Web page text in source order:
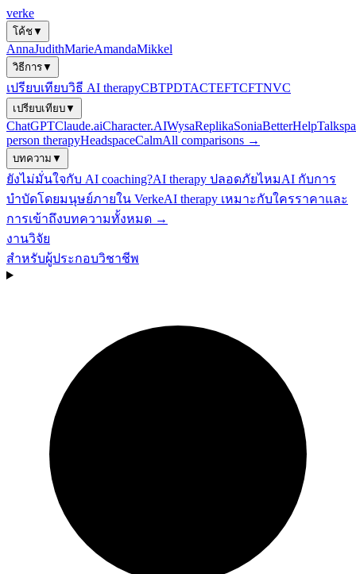
verke
โค้ช▼
AnnaJudithMarieAmandaMikkel
วิธีการ▼
เปรียบเทียบวิธี AI therapyCBTPDTACTEFTCFTNVC
เปรียบเทียบ▼
ChatGPTClaude.aiCharacter.AIWysaReplikaSoniaBetterHelp
person therapyHeadspaceCalmAll comparisons →
บทความ ▼
ยังไม่มั่นใจกับ AI coaching?AI therapy ปลอดภัยไหมAI กับการ
บำบัดโดยมนุษย์ภายใน VerkeAI therapy เหมาะกับใครราคาและ
การเข้าถึงบทความทั้งหมด →
งานวิจัย
สำหรับผู้ประกอบวิชาชีพ